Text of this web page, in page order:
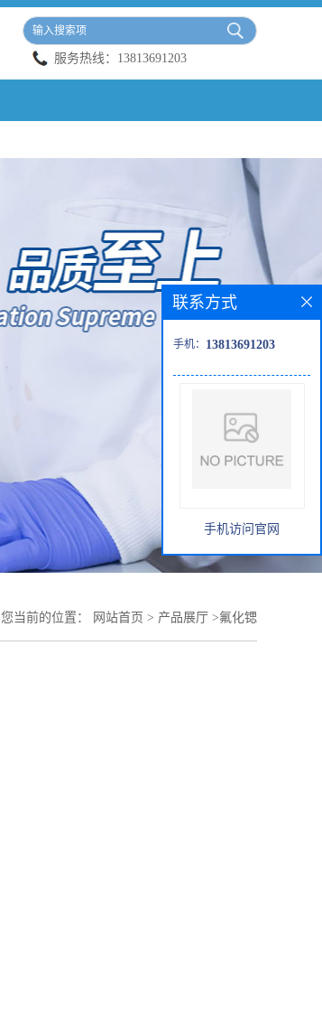
服务热线： 13813691203
您当前的位置： 网站首页 > 产品展厅 >氟化锶
联系方式
手机： 13813691203
手机访问官网